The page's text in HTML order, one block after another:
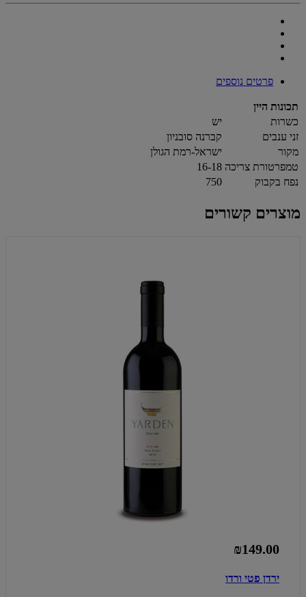
פרטים נוספים
תכונות היין
כשרות
יש
זני ענבים
קברנה סובניון
מקור
ישראל-רמת הגולן
טמפרטורת צריכה 16-18
נפח בקבוק
750
מוצרים קשורים
₪149.00
ירדן פטי ורדו